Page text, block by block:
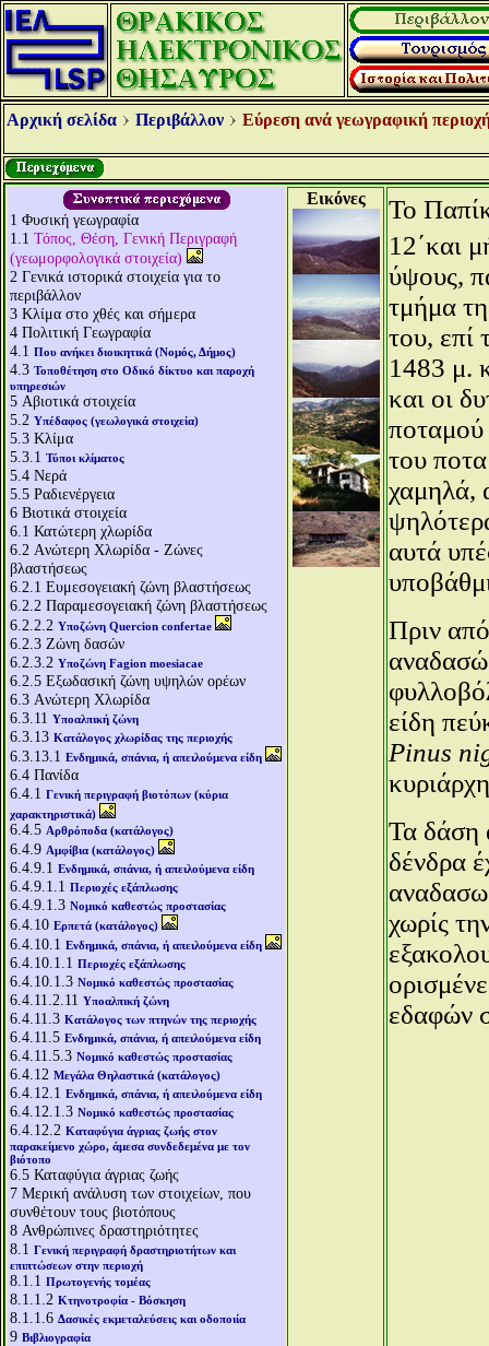
Αρχική σελίδα Περιβάλλον Εύρεση ανά γεωγραφική
1 Φυσική γεωγραφία
1.1 Τόπος, Θέση, Γενική Περιγραφή
(γεωμορφολογικά στοιχεία)
2 Γενικά ιστορικά στοιχεία για το
περιβάλλον
3 Κλίμα στο χθές και σήμερα
4 Πολιτική Γεωγραφία
4.1 Που ανήκει διοικητικά (Νομός, Δήμος)
4.3 Τοποθέτηση στο Οδικό δίκτυο και παροχή
υπηρεσιών
5 Αβιοτικά στοιχεία
5.2 Υπέδαφος (γεωλογικά στοιχεία)
5.3 Κλίμα
5.3.1 Τύποι κλίματος
5.4 Νερά
5.5 Ραδιενέργεια
6 Βιοτικά στοιχεία
6.1 Κατώτερη χλωρίδα
6.2 Aνώτερη Χλωρίδα - Ζώνες
βλαστήσεως
6.2.1 Ευμεσογειακή ζώνη βλαστήσεως
6.2.2 Παραμεσογειακή ζώνη βλαστήσεως
6.2.2.2 Υποζώνη Quercion confertae
6.2.3 Ζώνη δασών
6.2.3.2 Υποζώνη Fagion moesiacae
6.2.5 Εξωδασική ζώνη υψηλών ορέων
6.3 Aνώτερη Χλωρίδα
6.3.11 Υποαλπική ζώνη
6.3.13 Κατάλογος χλωρίδας της περιοχής
6.3.13.1 Ενδημικά, σπάνια, ή απειλούμενα είδη
6.4 Πανίδα
6.4.1 Γενική περιγραφή βιοτόπων (κύρια
χαρακτηριστικά)
6.4.5 Αρθρόποδα (κατάλογος)
6.4.9 Αμφίβια (κατάλογος)
6.4.9.1 Ενδημικά, σπάνια, ή απειλούμενα είδη
6.4.9.1.1 Περιοχές εξάπλωσης
6.4.9.1.3 Νομικό καθεστώς προστασίας
6.4.10 Ερπετά (κατάλογος)
6.4.10.1 Ενδημικά, σπάνια, ή απειλούμενα είδη
6.4.10.1.1 Περιοχές εξάπλωσης
6.4.10.1.3 Νομικό καθεστώς προστασίας
6.4.11.2.11 Υποαλπική ζώνη
6.4.11.3 Κατάλογος των πτηνών της περιοχής
6.4.11.5 Ενδημικά, σπάνια, ή απειλούμενα είδη
6.4.11.5.3 Νομικό καθεστώς προστασίας
6.4.12 Μεγάλα Θηλαστικά (κατάλογος)
6.4.12.1 Ενδημικά, σπάνια, ή απειλούμενα είδη
6.4.12.1.3 Νομικό καθεστώς προστασίας
6.4.12.2 Καταφύγια άγριας ζωής στον
παρακείμενο χώρο, άμεσα συνδεδεμένα με τον
βιότοπο
6.5 Καταφύγια άγριας ζωής
7 Μερική ανάλυση των στοιχείων, που
συνθέτουν τους βιοτόπους
8 Ανθρώπινες δραστηριότητες
8.1 Γενική περιγραφή δραστηριοτήτων και
επιπτώσεων στην περιοχή
8.1.1 Πρωτογενής τομέας
8.1.1.2 Κτηνοτροφία - Βόσκηση
8.1.1.6 Δασικές εκμεταλεύσεις και οδοποιία
9 Βιβλιογραφία
Εικόνες
Το
12΄και
ύψους,
τμήμα
του, επί
1483 μ.
και οι
ποταμού
του
χαμηλά,
αυτά
Πριν από
είδη
Pinus
Τα δάση
δένδρα
χωρίς
εδαφών